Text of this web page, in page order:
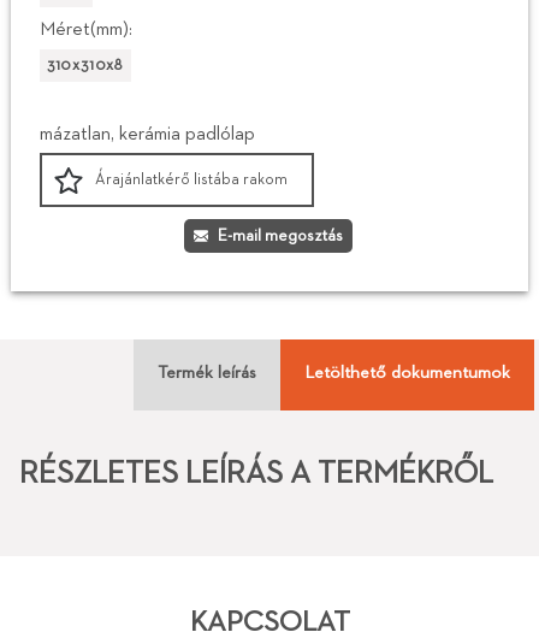
Méret(mm):
310x310x8
mázatlan, kerámia padlólap
Árajánlatkérő listába rakom
E-mail megosztás
Termék leírás Letölthető dokumentumok
RÉSZLETES LEÍRÁS A TERMÉKRŐL
KAPCSOLAT